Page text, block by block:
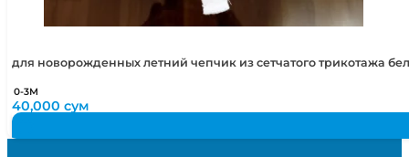
для новорожденных летний чепчик из сетчатого трикотажа
0-3М
40,000сум